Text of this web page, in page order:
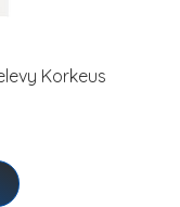
Korkeus